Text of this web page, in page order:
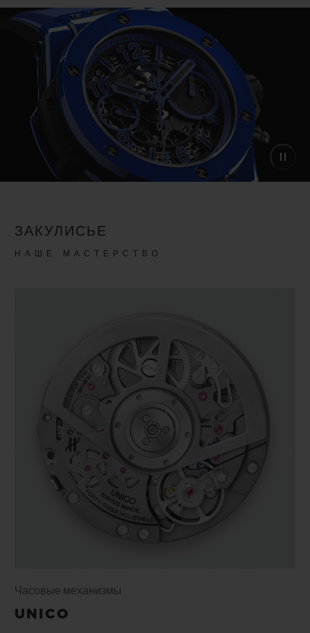
ЗАКУЛИСЬЕ
НАШЕ МАСТЕРСТВО
Часовые механизмы
UNICO